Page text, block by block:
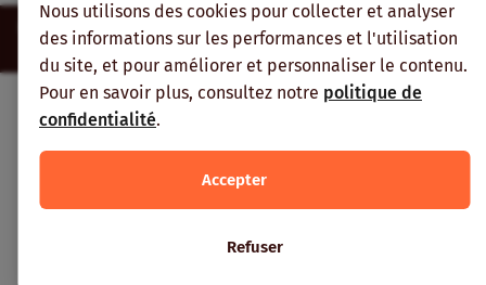
Nous utilisons des cookies pour collecter et analyser
des informations sur les performances et l'utilisation
du site, et pour améliorer et personnaliser le contenu.
Pour en savoir plus, consultez notre politique de
confidentialité.
Accepter
Refuser
Inter-réseaux | Tous droits réservés | Mentions légales|
Plan du
site